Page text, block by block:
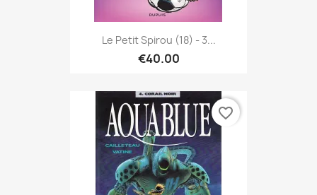
Le Petit Spirou (18) - 3...
€40.00
favorite_border